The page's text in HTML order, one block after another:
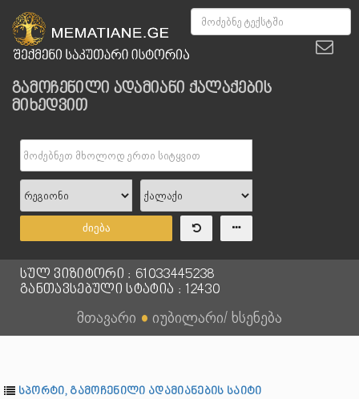
გამოჩენილი ადამიანი ქალაქების
მიხედვით
ძიება
სულ ვიზიტორი : 61033445238
განთავსებული სტატია : 12430
მთავარი ● იუბილარი/ ხსენება
სპორტი, გამოჩენილი ადამიანების საიტი